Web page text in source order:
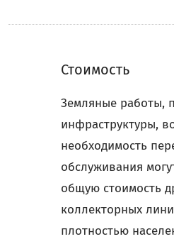
Стоимость
Земляные работы,
инфраструктуры,
необходимость
обслуживания
общую стоимость
коллекторных
плотностью